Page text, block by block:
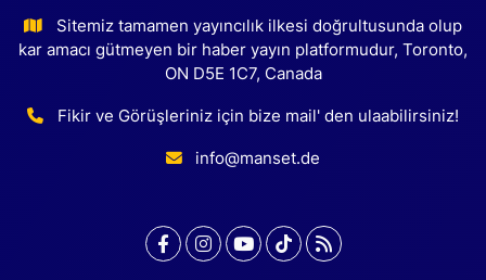
Sitemiz tamamen yayıncılık ilkesi doğrultusunda olup
kar amacı gütmeyen bir haber yayın platformudur, Toronto,
ON D5E 1C7, Canada
Fikir ve Görüşleriniz için bize mail' den ulaabilirsiniz!
info@manset.de